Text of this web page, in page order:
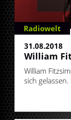
Radiowelt
31.08.2018
William
William
sich